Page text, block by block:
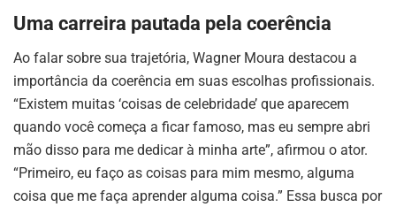
Uma carreira pautada pela coerência
Ao falar sobre sua trajetória, Wagner Moura destacou a
importância da coerência em suas escolhas profissionais.
“Existem muitas ‘coisas de celebridade’ que aparecem
quando você começa a ficar famoso, mas eu sempre abri
mão disso para me dedicar à minha arte”, afirmou o ator.
“Primeiro, eu faço as coisas para mim mesmo, alguma
coisa que me faça aprender alguma coisa.” Essa busca por